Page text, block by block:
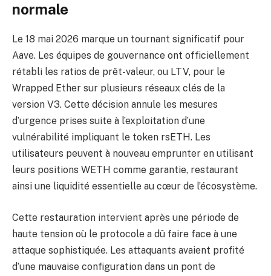
normale
Le 18 mai 2026 marque un tournant significatif pour
Aave. Les équipes de gouvernance ont officiellement
rétabli les ratios de prêt-valeur, ou LTV, pour le
Wrapped Ether sur plusieurs réseaux clés de la
version V3. Cette décision annule les mesures
d’urgence prises suite à l’exploitation d’une
vulnérabilité impliquant le token rsETH. Les
utilisateurs peuvent à nouveau emprunter en utilisant
leurs positions WETH comme garantie, restaurant
ainsi une liquidité essentielle au cœur de l’écosystème.
Cette restauration intervient après une période de
haute tension où le protocole a dû faire face à une
attaque sophistiquée. Les attaquants avaient profité
d’une mauvaise configuration dans un pont de